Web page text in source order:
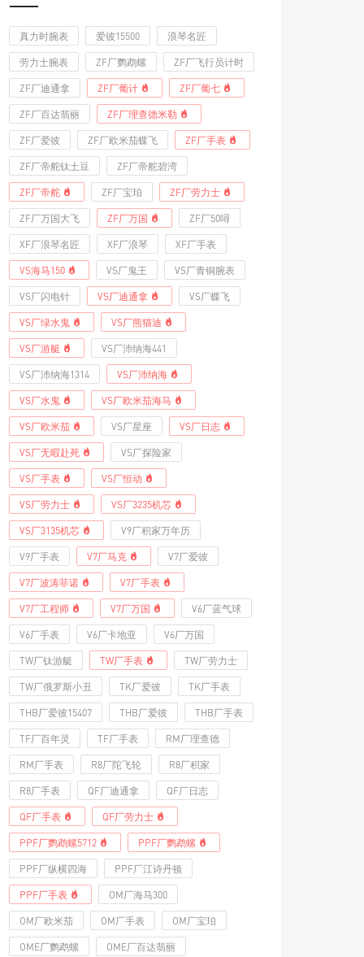
真力时腕表 爱彼15500 浪琴名匠
劳力士腕表 ZF厂鹦鹉螺 ZF厂飞行员计时
ZF厂迪通拿 ZF厂葡计 ZF厂葡七
ZF厂百达翡丽 ZF厂理查德米勒
ZF厂爱彼 ZF厂欧米茄蝶飞 ZF厂手表
ZF厂帝舵钛土豆 ZF厂帝舵碧湾
ZF厂帝舵 ZF厂宝珀 ZF厂劳力士
ZF厂万国大飞 ZF厂万国 ZF厂50噚
XF厂浪琴名匠 XF厂浪琴 XF厂手表
VS海马150 VS厂鬼王 VS厂青铜腕表
VS厂闪电针 VS厂迪通拿 VS厂蝶飞
VS厂绿水鬼 VS厂熊猫迪
VS厂游艇 VS厂沛纳海441
VS厂沛纳海1314 VS厂沛纳海
VS厂水鬼 VS厂欧米茄海马
VS厂欧米茄 VS厂星座 VS厂日志
VS厂无暇赴死 VS厂探险家
VS厂手表 VS厂恒动
VS厂劳力士 VS厂3235机芯
VS厂3135机芯 V9厂积家万年历
V9厂手表 V7厂马克 V7厂爱彼
V7厂波涛菲诺 V7厂手表
V7厂工程师 V7厂万国 V6厂蓝气球
V6厂手表 V6厂卡地亚 V6厂万国
TW厂钛游艇 TW厂手表 TW厂劳力士
TW厂俄罗斯小丑 TK厂爱彼 TK厂手表
THB厂爱彼15407 THB厂爱彼 THB厂手表
TF厂百年灵 TF厂手表 RM厂理查德
RM厂手表 R8厂陀飞轮 R8厂积家
R8厂手表 QF厂迪通拿 QF厂日志
QF厂手表 QF厂劳力士
PPF厂鹦鹉螺5712 PPF厂鹦鹉螺
PPF厂纵横四海 PPF厂江诗丹顿
PPF厂手表 OM厂海马300
OM厂欧米茄 OM厂手表 OM厂宝珀
OME厂鹦鹉螺 OME厂百达翡丽